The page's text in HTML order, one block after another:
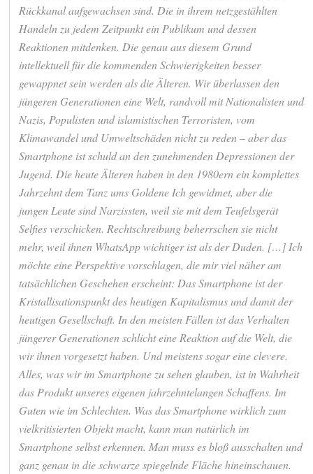
Rückkanal aufgewachsen sind. Die in ihrem netzgestählten
Handeln zu jedem Zeitpunkt ein Publikum und dessen
Reaktionen mitdenken. Die genau aus diesem Grund
intellektuell für die kommenden Schwierigkeiten besser
gewappnet sein werden als die Älteren. Wir überlassen den
jüngeren Generationen eine Welt, randvoll mit Nationalisten und
Nazis, Populisten und islamistischen Terroristen, vom
Klimawandel und Umweltschäden nicht zu reden – aber das
Smartphone ist schuld an den zunehmenden Depressionen der
Jugend. Die heute Älteren haben in den 1980ern ein komplettes
Jahrzehnt dem Tanz ums Goldene Ich gewidmet, aber die
jungen Leute sind Narzissten, weil sie mit dem Teufelsgerät
Selfies verschicken. Rechtschreibung beherrschen sie nicht
mehr, weil ihnen WhatsApp wichtiger ist als der Duden. […] Ich
möchte eine Perspektive vorschlagen, die mir viel näher am
tatsächlichen Geschehen erscheint: Das Smartphone ist der
Kristallisationspunkt des heutigen Kapitalismus und damit der
heutigen Gesellschaft. In den meisten Fällen ist das Verhalten
jüngerer Generationen schlicht eine Reaktion auf die Welt, die
wir ihnen vorgesetzt haben. Und meistens sogar eine clevere.
Alles, was wir im Smartphone zu sehen glauben, ist in Wahrheit
das Produkt unseres eigenen jahrzehntelangen Schaffens. Im
Guten wie im Schlechten. Was das Smartphone wirklich zum
vielkritisierten Objekt macht, kann man natürlich im
Smartphone selbst erkennen. Man muss es bloß ausschalten und
ganz genau in die schwarze spiegelnde Fläche hineinschauen.